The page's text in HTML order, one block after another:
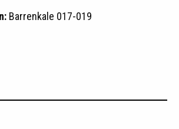
Barrenkale 017-019